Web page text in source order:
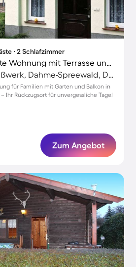
∙ 2 Schlafzimmer
Familienorientierte Wohnung mit Terrasse und Garten
Alt Zauche-Wußwerk, Dahme-Spreewald, Deutschland
für Familien mit Garten und Balkon in
Ihr Rückzugsort für unvergessliche Tage!
Zum Angebot